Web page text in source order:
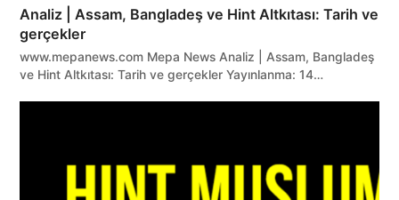
Analiz | Assam, Bangladeş ve Hint Altkıtası: Tarih ve
gerçekler
www.mepanews.com Mepa News Analiz | Assam, Bangladeş
ve Hint Altkıtası: Tarih ve gerçekler Yayınlanma: 14…